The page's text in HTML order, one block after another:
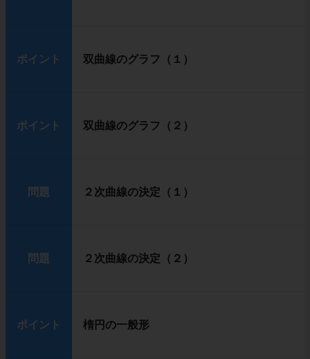
ポイント 双曲線のグラフ（１）
ポイント 双曲線のグラフ（２）
問題 ２次曲線の決定（１）
問題 ２次曲線の決定（２）
ポイント 楕円の一般形